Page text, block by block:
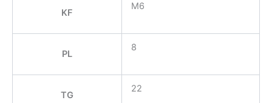
KF
M6
PL
8
TG
22